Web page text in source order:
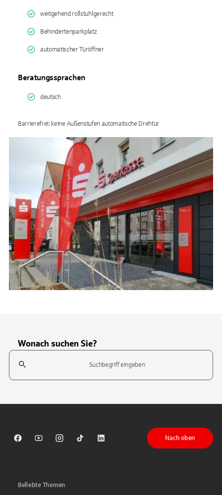
weitgehend rollstuhlgerecht
Behindertenparkplatz
automatischer Türöffner
Beratungssprachen
deutsch
Barrierefrei: keine Außenstufen automatische Drehtür
Wonach suchen Sie?
Suchfeld
Sparkasse auf Facebook
Sparkasse auf Youtube
Sparkasse auf Instagram
Sparkasse auf TikTok
Sparkasse auf LinkedIn
Nach oben
Beliebte Themen